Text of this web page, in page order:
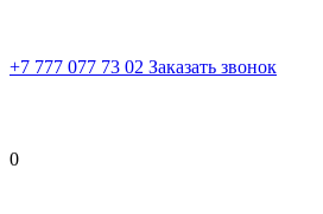
+7 777 077 73 02 Заказать звонок
0